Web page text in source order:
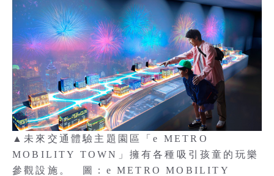
▲未來交通體驗主題園區「e METRO
MOBILITY TOWN」擁有各種吸引孩童的玩樂
參觀設施。 圖：e METRO MOBILITY